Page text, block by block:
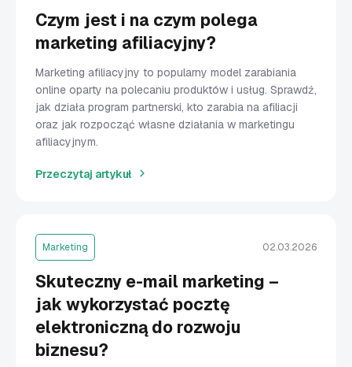
Czym jest i na czym polega
marketing afiliacyjny?
Marketing afiliacyjny to popularny model zarabiania
online oparty na polecaniu produktów i usług. Sprawdź,
jak działa program partnerski, kto zarabia na afiliacji
oraz jak rozpocząć własne działania w marketingu
afiliacyjnym.
Przeczytaj artykuł
Marketing 02.03.2026
Skuteczny e-mail marketing –
jak wykorzystać pocztę
elektroniczną do rozwoju
biznesu?